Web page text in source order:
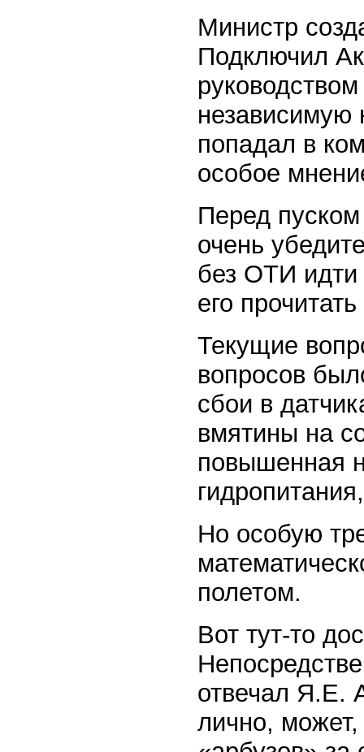
Министр
Подключил
независимую
попадал в
особое
Перед
очень
без ОТИ идти
его
Текущие
вопросов
сбои в
вмятины на
повышенная
Но особую
полетом.
Вот тут-то
отвечал Я.Е.
лично,